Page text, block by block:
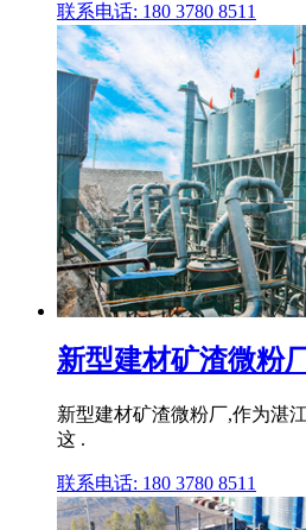
联系电话: 180 3780 8511
新型建材矿渣微粉
新型建材矿渣微粉厂,作为湛
这 .
联系电话: 180 3780 8511